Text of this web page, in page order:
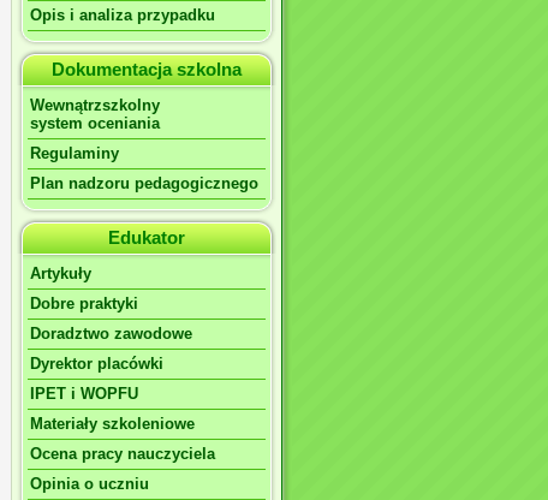
Opis i analiza przypadku
Dokumentacja szkolna
Wewnątrzszkolny
system oceniania
Regulaminy
Plan nadzoru pedagogicznego
Edukator
Artykuły
Dobre praktyki
Doradztwo zawodowe
Dyrektor placówki
IPET i WOPFU
Materiały szkoleniowe
Ocena pracy nauczyciela
Opinia o uczniu